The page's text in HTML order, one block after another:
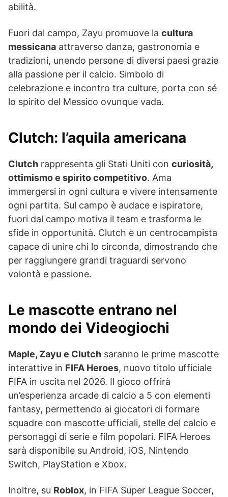
abilità.
Fuori dal campo, Zayu promuove la cultura
messicana attraverso danza, gastronomia e
tradizioni, unendo persone di diversi paesi grazie
alla passione per il calcio. Simbolo di
celebrazione e incontro tra culture, porta con sé
lo spirito del Messico ovunque vada.
Clutch: l’aquila americana
Clutch rappresenta gli Stati Uniti con curiosità,
ottimismo e spirito competitivo. Ama
immergersi in ogni cultura e vivere intensamente
ogni partita. Sul campo è audace e ispiratore,
fuori dal campo motiva il team e trasforma le
sfide in opportunità. Clutch è un centrocampista
capace di unire chi lo circonda, dimostrando che
per raggiungere grandi traguardi servono
volontà e passione.
Le mascotte entrano nel
mondo dei Videogiochi
Maple, Zayu e Clutch saranno le prime mascotte
interattive in FIFA Heroes, nuovo titolo ufficiale
FIFA in uscita nel 2026. Il gioco offrirà
un’esperienza arcade di calcio a 5 con elementi
fantasy, permettendo ai giocatori di formare
squadre con mascotte ufficiali, stelle del calcio e
personaggi di serie e film popolari. FIFA Heroes
sarà disponibile su Android, iOS, Nintendo
Switch, PlayStation e Xbox.
Inoltre, su Roblox, in FIFA Super League Soccer,